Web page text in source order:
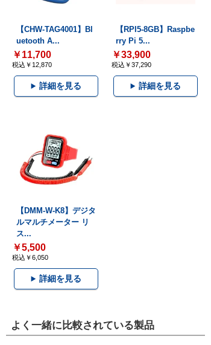
【CHW-TAG4001】Bl
uetooth A...
￥11,700
税込￥12,870
詳細を見る
【RPI5-8GB】Raspbe
rry Pi 5...
￥33,900
税込￥37,290
詳細を見る
【DMM-W-K8】デジタ
ルマルチメーター リ
ス...
￥5,500
税込￥6,050
詳細を見る
よく一緒に比較されている製品